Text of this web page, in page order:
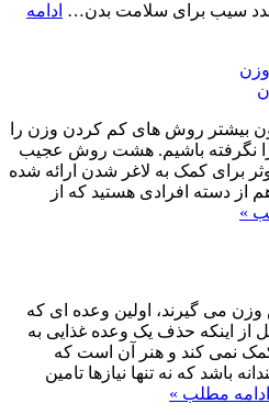
سیب برای سلامت بدن… ادامه
بیشتر روش های کم کردن وزن را
را نگرفته باشیم. هشت روش عجیب
برای کمک به لاغر شدن ارائه شده
دسته افرادی هستید که از
»
می گیرند، اولین وعده ای که
اینکه حذف یک وعده غذایی به
نمی کند و هنر آن است که
باشد که نه تنها نیازها تامین
ادامه مطلب »